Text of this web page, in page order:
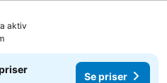
aktiv
Se priser